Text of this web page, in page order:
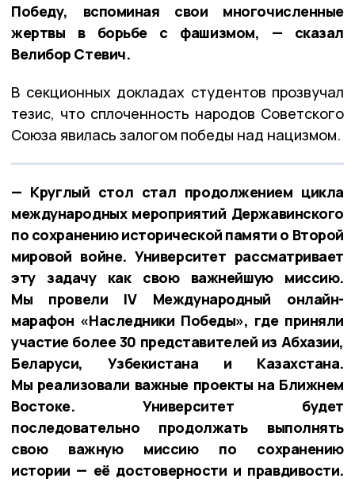
Победу, вспоминая свои многочисленные
жертвы в борьбе с фашизмом, — сказал
Велибор Стевич.
В секционных докладах студентов прозвучал
тезис, что сплоченность народов Советского
Союза явилась залогом победы над нацизмом.
— Круглый стол стал продолжением цикла
международных мероприятий Державинского
по сохранению исторической памяти о Второй
мировой войне. Университет рассматривает
эту задачу как свою важнейшую миссию.
Мы провели IV Международный онлайн-
марафон «Наследники Победы», где приняли
участие более 30 представителей из Абхазии,
Беларуси, Узбекистана и Казахстана.
Мы реализовали важные проекты на Ближнем
Востоке. Университет будет
последовательно продолжать выполнять
свою важную миссию по сохранению
истории — её достоверности и правдивости.